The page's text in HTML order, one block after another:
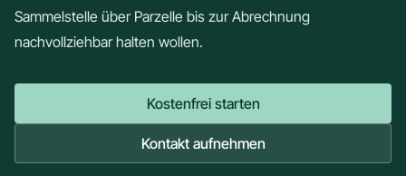
Sammelstelle über Parzelle bis zur Abrechnung
nachvollziehbar halten wollen.
Kostenfrei starten
Kontakt aufnehmen